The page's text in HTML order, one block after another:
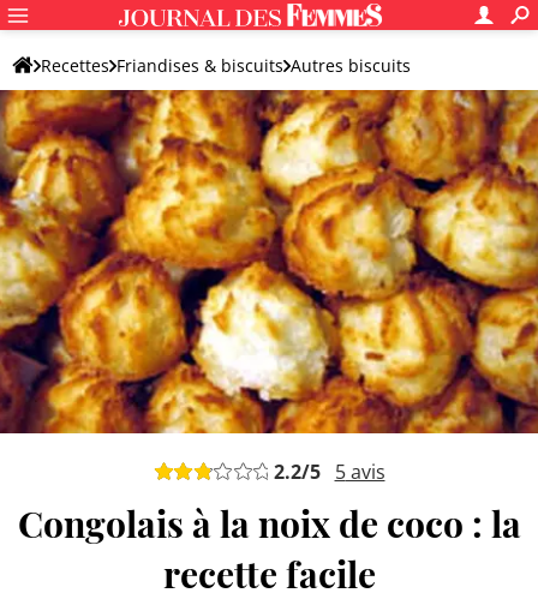
Recettes Friandises & biscuits Autres biscuits
Biscuit original
2.2/5 5avis
Congolais à la noix de coco : la
recette facile